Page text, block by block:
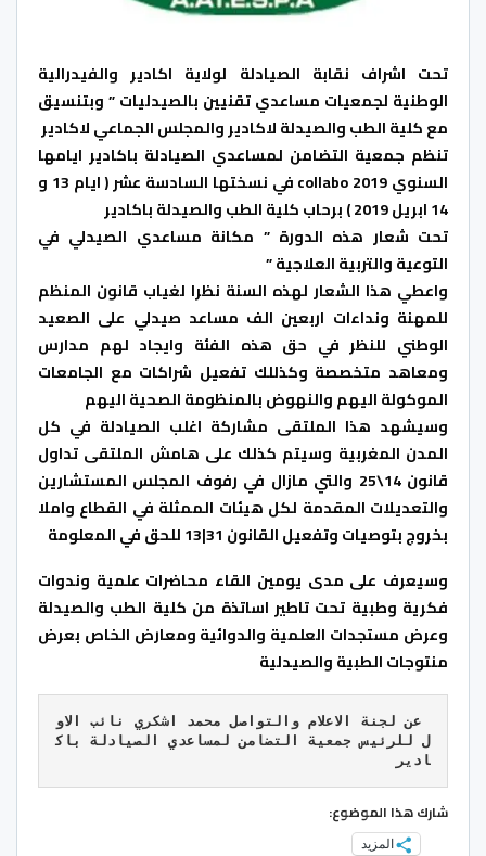
تحت اشراف نقابة الصيادلة لولاية اكادير والفيدرالية
الوطنية لجمعيات مساعدي تقنيين بالصيدليات ” وبتنسيق
مع كلية الطب والصيدلة لاكادير والمجلس الجماعي لاكادير
تنظم جمعية التضامن لمساعدي الصيادلة باكادير ايامها
السنوي collabo 2019 في نسختها السادسة عشر ( ايام 13 و
14 ابريل 2019 ) برحاب كلية الطب والصيدلة باكادير
تحت شعار هذه الدورة ” مكانة مساعدي الصيدلي في
التوعية والتربية العلاجية ”
واعطي هذا الشعار لهذه السنة نظرا لغياب قانون المنظم
للمهنة ونداءات اربعين الف مساعد صيدلي على الصعيد
الوطني للنظر في حق هذه الفئة وايجاد لهم مدارس
ومعاهد متخصصة وكذللك تفعيل شراكات مع الجامعات
الموكولة اليهم والنهوض بالمنظومة الصحية اليهم
وسيشهد هذا الملتقى مشاركة اغلب الصيادلة في كل
المدن المغربية وسيتم كذلك على هامش الملتقى تداول
قانون 14\25 والتي مازال في رفوف المجلس المستشارين
والتعديلات المقدمة لكل هيئات الممثلة في القطاع واملا
بخروج بتوصيات وتفعيل القانون 31|13 للحق في المعلومة
وسيعرف على مدى يومين القاء محاضرات علمية وندوات
فكرية وطبية تحت تاطير اساتذة من كلية الطب والصيدلة
وعرض مستجدات العلمية والدوائية ومعارض الخاص بعرض
منتوجات الطبية والصيدلية
عن لجنة الاعلام والتواصل محمد اشكري نائب الاو
ل للرئيس جمعية التضامن لمساعدي الصيادلة باك
ادير
شارك هذا الموضوع:
المزيد